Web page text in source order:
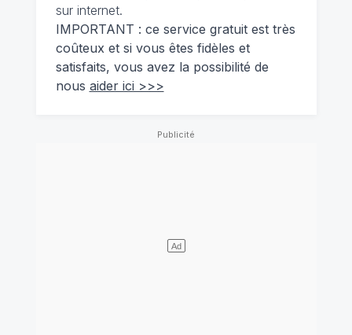
sur internet.
IMPORTANT : ce service gratuit est très
coûteux et si vous êtes fidèles et
satisfaits, vous avez la possibilité de
nous aider ici >>>